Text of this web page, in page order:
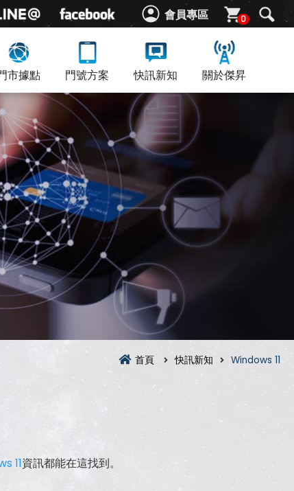
會員專區 0
市據點 門號方案 快訊新知 關於傑昇
首頁 快訊新知 Windows 11
11資訊都能在這找到。